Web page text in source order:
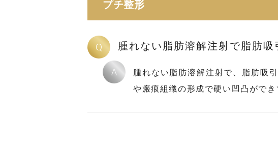
プチ整形
Q 腫れない脂肪溶解注射で脂肪
A
腫れない脂肪溶解注射で、脂肪吸
や瘢痕組織の形成で硬い凹凸がで